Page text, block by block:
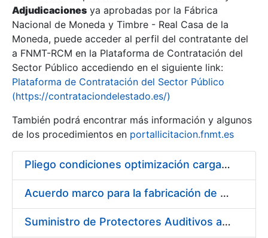
Adjudicaciones ya aprobadas por la Fábrica
Nacional de Moneda y Timbre - Real Casa de la
Moneda, puede acceder al perfil del contratante del
a FNMT-RCM en la Plataforma de Contratación del
Sector Público accediendo en el siguiente link:
Plataforma de Contratación del Sector Público
(https://contrataciondelestado.es/)
También podrá encontrar más información y algunos
de los procedimientos en portallicitacion.fnmt.es
Pliego condiciones optimización cargas compras firmado
Acuerdo marco para la fabricación de piezas
Suministro de Protectores Auditivos a medida para las personas trabajadoras de los Centros de Trabajo de Madrid y Burgos